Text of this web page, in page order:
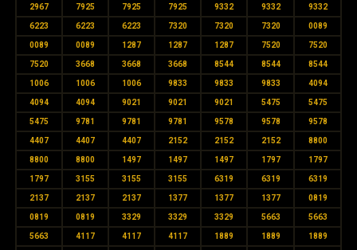
2967 7925 7925 7925 9332 9332 9332
6223 6223 6223 7320 7320 7320 0089
0089 0089 1287 1287 1287 7520 7520
7520 3668 3668 3668 8544 8544 8544
1006 1006 1006 9833 9833 9833 4094
4094 4094 9021 9021 9021 5475 5475
5475 9781 9781 9781 9578 9578 9578
4407 4407 4407 2152 2152 2152 8800
8800 8800 1497 1497 1497 1797 1797
1797 3155 3155 3155 6319 6319 6319
2137 2137 2137 1377 1377 1377 0819
0819 0819 3329 3329 3329 5663 5663
5663 4117 4117 4117 1889 1889 1889